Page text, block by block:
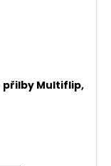
Multiflip,